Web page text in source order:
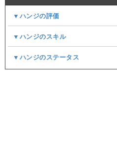
▼ハンジの評価
▼ハンジのスキル
▼ハンジのステータス